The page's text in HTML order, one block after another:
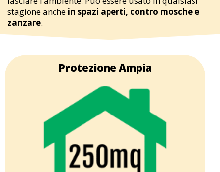
stagione anche in spazi aperti, contro mosche e
zanzare.
Protezione Ampia